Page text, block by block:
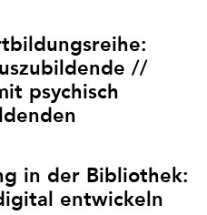
//
psychisch
in der Bibliothek:
entwickeln